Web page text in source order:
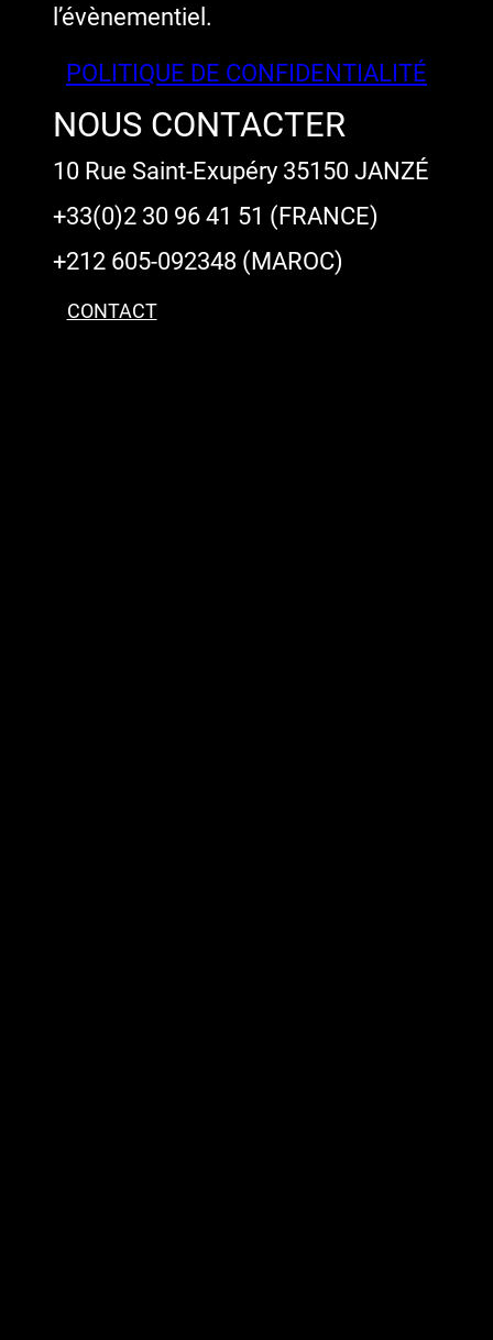
l’évènementiel.
POLITIQUE DE CONFIDENTIALITÉ
NOUS CONTACTER
10 Rue Saint-Exupéry 35150 JANZÉ
+33(0)2 30 96 41 51 (FRANCE)
+212 605-092348 (MAROC)
CONTACT